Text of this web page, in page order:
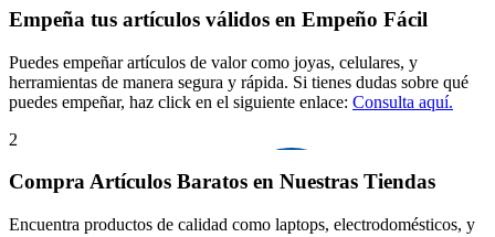
Empeña tus artículos válidos en Empeño Fácil
Puedes empeñar artículos de valor como joyas, celulares, y
herramientas de manera segura y rápida. Si tienes dudas sobre qué
puedes empeñar, haz click en el siguiente enlace: Consulta aquí.
2
Compra Artículos Baratos en Nuestras Tiendas
Encuentra productos de calidad como laptops, electrodomésticos, y